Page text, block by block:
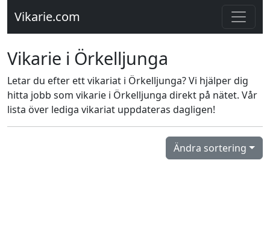
Vikarie.com
Vikarie i Örkelljunga
Letar du efter ett vikariat i Örkelljunga? Vi hjälper dig
hitta jobb som vikarie i Örkelljunga direkt på nätet. Vår
lista över lediga vikariat uppdateras dagligen!
Ändra sortering